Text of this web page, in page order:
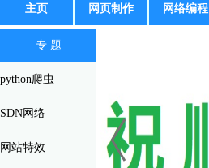
主页 网页制作 网络编程
专 题
python爬虫
SDN网络
网站特效